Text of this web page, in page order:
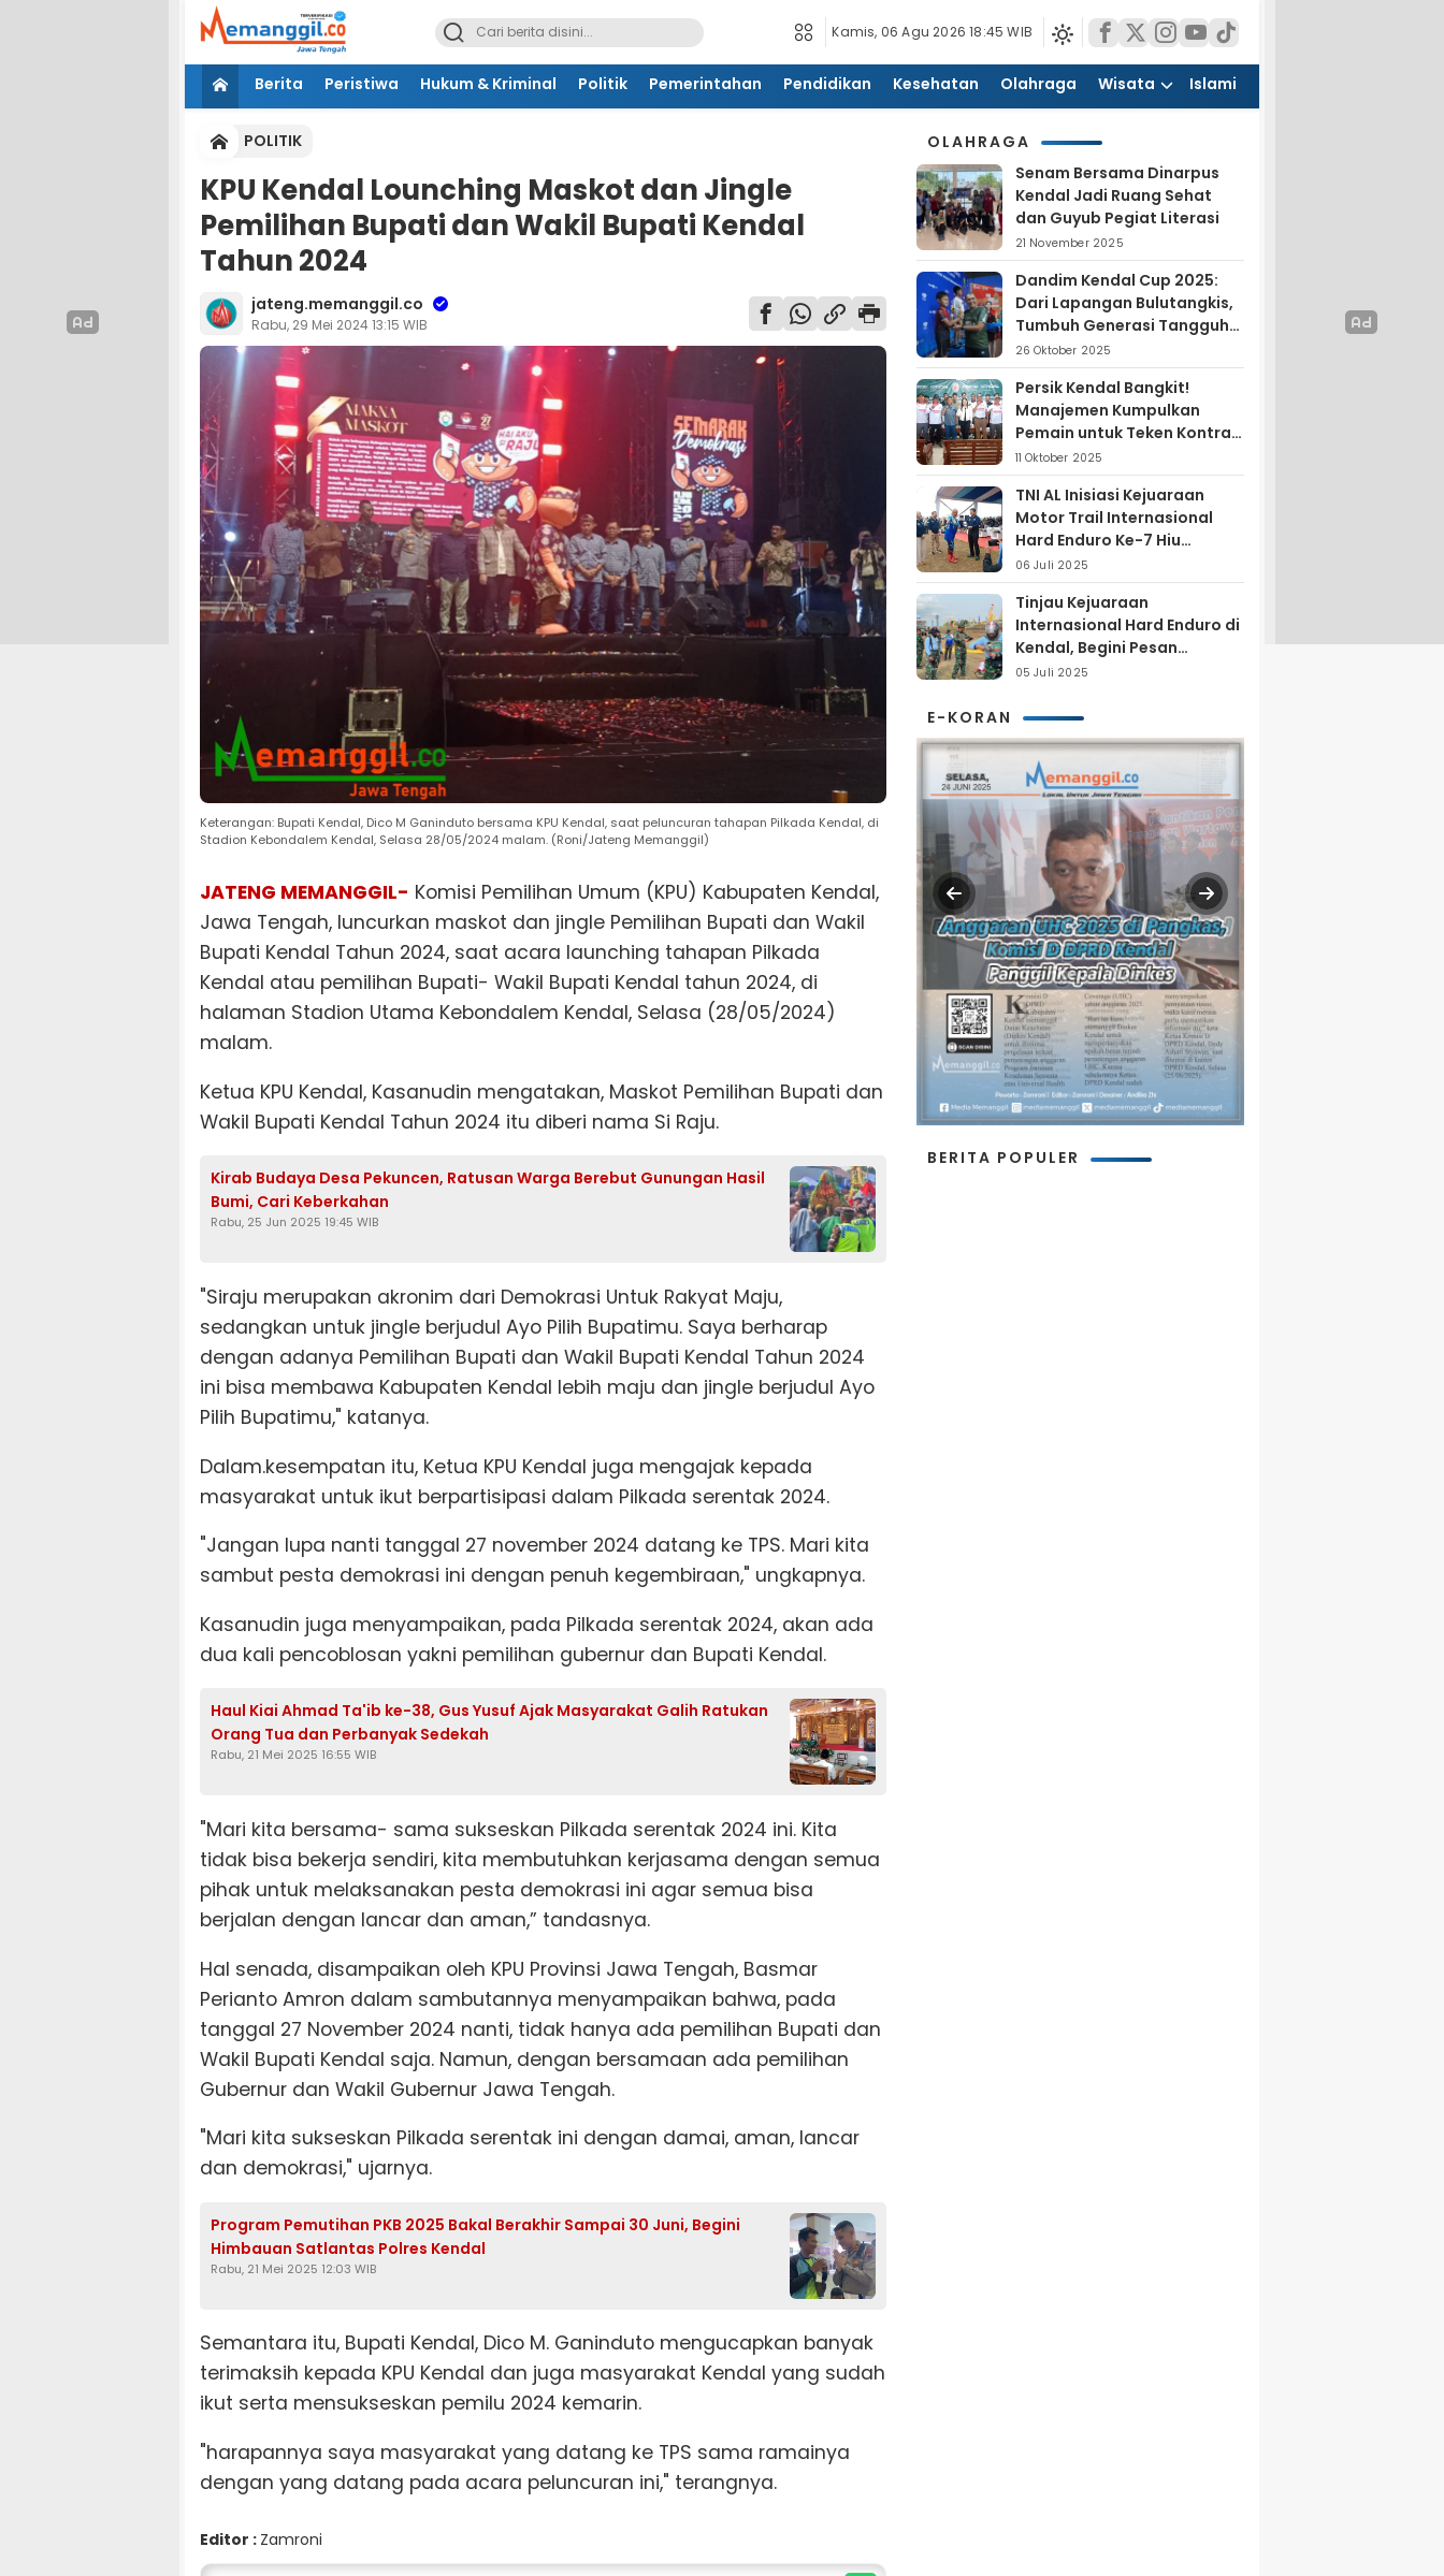
Kamis, 06 Agu 2026 18:45 WIB
Berita Peristiwa Hukum & Kriminal Politik Pemerintahan Pendidikan Kesehatan Olahraga Wisata Islami
POLITIK
KPU Kendal Lounching Maskot dan Jingle
Pemilihan Bupati dan Wakil Bupati Kendal
Tahun 2024
jateng.memanggil.co
Rabu, 29 Mei 2024 13:15 WIB
Keterangan: Bupati Kendal, Dico M Ganinduto bersama KPU Kendal, saat peluncuran tahapan Pilkada Kendal, di
Stadion Kebondalem Kendal, Selasa 28/05/2024 malam. (Roni/Jateng Memanggil)
JATENG MEMANGGIL- Komisi Pemilihan Umum (KPU) Kabupaten Kendal,
Jawa Tengah, luncurkan maskot dan jingle Pemilihan Bupati dan Wakil
Bupati Kendal Tahun 2024, saat acara launching tahapan Pilkada
Kendal atau pemilihan Bupati- Wakil Bupati Kendal tahun 2024, di
halaman Stadion Utama Kebondalem Kendal, Selasa (28/05/2024)
malam.
Ketua KPU Kendal, Kasanudin mengatakan, Maskot Pemilihan Bupati dan
Wakil Bupati Kendal Tahun 2024 itu diberi nama Si Raju.
Kirab Budaya Desa Pekuncen, Ratusan Warga Berebut Gunungan Hasil
Bumi, Cari Keberkahan
Rabu, 25 Jun 2025 19:45 WIB
"Siraju merupakan akronim dari Demokrasi Untuk Rakyat Maju,
sedangkan untuk jingle berjudul Ayo Pilih Bupatimu. Saya berharap
dengan adanya Pemilihan Bupati dan Wakil Bupati Kendal Tahun 2024
ini bisa membawa Kabupaten Kendal lebih maju dan jingle berjudul Ayo
Pilih Bupatimu," katanya.
Dalam.kesempatan itu, Ketua KPU Kendal juga mengajak kepada
masyarakat untuk ikut berpartisipasi dalam Pilkada serentak 2024.
"Jangan lupa nanti tanggal 27 november 2024 datang ke TPS. Mari kita
sambut pesta demokrasi ini dengan penuh kegembiraan," ungkapnya.
Kasanudin juga menyampaikan, pada Pilkada serentak 2024, akan ada
dua kali pencoblosan yakni pemilihan gubernur dan Bupati Kendal.
Haul Kiai Ahmad Ta'ib ke-38, Gus Yusuf Ajak Masyarakat Galih Ratukan
Orang Tua dan Perbanyak Sedekah
Rabu, 21 Mei 2025 16:55 WIB
"Mari kita bersama- sama sukseskan Pilkada serentak 2024 ini. Kita
tidak bisa bekerja sendiri, kita membutuhkan kerjasama dengan semua
pihak untuk melaksanakan pesta demokrasi ini agar semua bisa
berjalan dengan lancar dan aman,” tandasnya.
Hal senada, disampaikan oleh KPU Provinsi Jawa Tengah, Basmar
Perianto Amron dalam sambutannya menyampaikan bahwa, pada
tanggal 27 November 2024 nanti, tidak hanya ada pemilihan Bupati dan
Wakil Bupati Kendal saja. Namun, dengan bersamaan ada pemilihan
Gubernur dan Wakil Gubernur Jawa Tengah.
"Mari kita sukseskan Pilkada serentak ini dengan damai, aman, lancar
dan demokrasi," ujarnya.
Program Pemutihan PKB 2025 Bakal Berakhir Sampai 30 Juni, Begini
Himbauan Satlantas Polres Kendal
Rabu, 21 Mei 2025 12:03 WIB
Semantara itu, Bupati Kendal, Dico M. Ganinduto mengucapkan banyak
terimaksih kepada KPU Kendal dan juga masyarakat Kendal yang sudah
ikut serta mensukseskan pemilu 2024 kemarin.
"harapannya saya masyarakat yang datang ke TPS sama ramainya
dengan yang datang pada acara peluncuran ini," terangnya.
Editor : Zamroni
OLAHRAGA
Senam Bersama Dinarpus
Kendal Jadi Ruang Sehat
dan Guyub Pegiat Literasi
21 November 2025
Dandim Kendal Cup 2025:
Dari Lapangan Bulutangkis,
Tumbuh Generasi Tangguh
dan Nasionalis
26 Oktober 2025
Persik Kendal Bangkit!
Manajemen Kumpulkan
Pemain untuk Teken Kontrak
Jelang Liga 4
11 Oktober 2025
TNI AL Inisiasi Kejuaraan
Motor Trail Internasional
Hard Enduro Ke-7 Hiu
Selatan
06 Juli 2025
Tinjau Kejuaraan
Internasional Hard Enduro di
Kendal, Begini Pesan
Laksamana Pertama TNI AL
05 Juli 2025
E-KORAN
BERITA POPULER